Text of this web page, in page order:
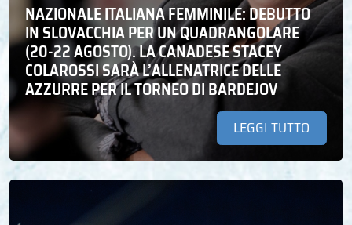
NAZIONALE ITALIANA FEMMINILE: DEBUTTO
IN SLOVACCHIA PER UN QUADRANGOLARE
(20-22 AGOSTO). LA CANADESE STACEY
COLAROSSI SARÀ L’ALLENATRICE DELLE
AZZURRE PER IL TORNEO DI BARDEJOV
LEGGI TUTTO